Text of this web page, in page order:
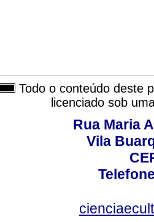
Todo o conteúdo deste
licenciado sob
Rua Maria
Vila